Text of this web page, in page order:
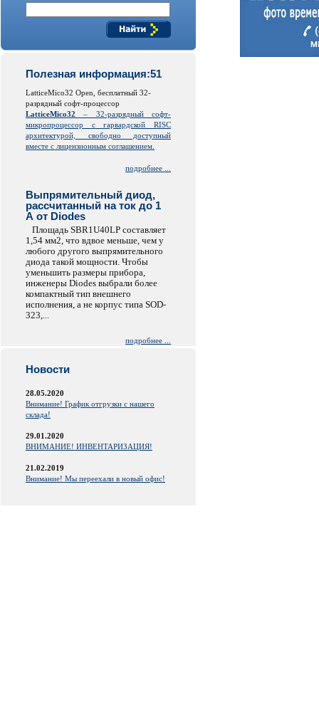
Полезная информация:51
LatticeMico32 Open, бесплатный 32-
разрядный софт-процессор
LatticeMico32 – 32-разрядный софт-
микропроцессор с гарвардской RISC
архитектурой, свободно доступный
вместе с лицензионным соглашением.
подробнее ...
Выпрямительный диод,
рассчитанный на ток до 1
А от Diodes
Площадь SBR1U40LP составляет
1,54 мм2, что вдвое меньше, чем у
любого другого выпрямительного
диода такой мощности. Чтобы
уменьшить размеры прибора,
инженеры Diodes выбрали более
компактный тип внешнего
исполнения, а не корпус типа SOD-
323,...
подробнее ...
Новости
28.05.2020
Внимание! График отгрузки с нашего
склада!
29.01.2020
ВНИМАНИЕ! ИНВЕНТАРИЗАЦИЯ!
21.02.2019
Внимание! Мы переехали в новый офис!